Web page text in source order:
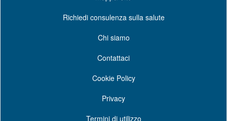
Richiedi consulenza sulla salute
Chi siamo
Contattaci
Cookie Policy
Privacy
Termini di utilizzo